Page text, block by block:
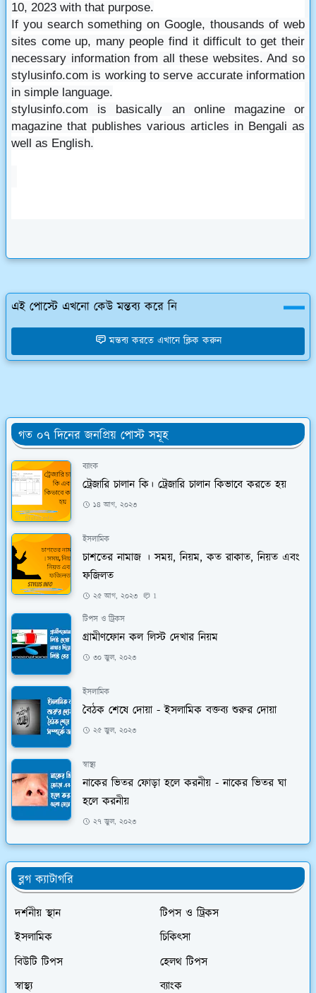
10, 2023 with that purpose.
If you search something on Google, thousands of web
sites come up, many people find it difficult to get their
necessary information from all these websites. And so
stylusinfo.com is working to serve accurate information
in simple language.
stylusinfo.com is basically an online magazine or
magazine that publishes various articles in Bengali as
well as English.
এই পোস্টে এখনো কেউ মন্তব্য করে নি
মন্তব্য করতে এখানে ক্লিক করুন
গত ০৭ দিনের জনপ্রিয় পোস্ট সমূহ
ব্যাংক
ট্রেজারি চালান কি। ট্রেজারি চালান কিভাবে করতে হয়
১৪ আগ, ২০২৩
ইসলামিক
চাশতের নামাজ । সময়, নিয়ম, কত রাকাত, নিয়ত এবং
ফজিলত
২৫ আগ, ২০২৩ 1
টিপস ও ট্রিকস
গ্রামীণফোন কল লিস্ট দেখার নিয়ম
৩০ জুল, ২০২৩
ইসলামিক
বৈঠক শেষে দোয়া - ইসলামিক বক্তব্য শুরুর দোয়া
২৫ জুল, ২০২৩
স্বাস্থ্য
নাকের ভিতর ফোড়া হলে করনীয় - নাকের ভিতর ঘা
হলে করনীয়
২৭ জুল, ২০২৩
ব্লগ ক্যাটাগরি
দর্শনীয় স্থান
টিপস ও ট্রিকস
ইসলামিক
চিকিৎসা
বিউটি টিপস
হেলথ টিপস
স্বাস্থ্য
ব্যাংক